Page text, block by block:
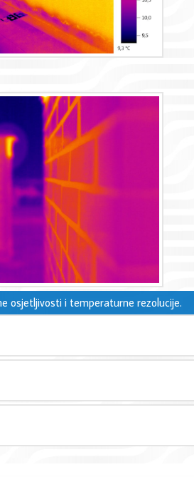
osjetljivosti i temperaturne rezolucije.